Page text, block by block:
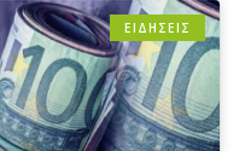
ΕΙΔΗΣΕΙΣ